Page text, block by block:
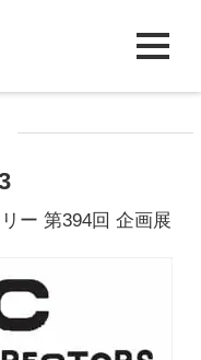
ー 第394回 企画展